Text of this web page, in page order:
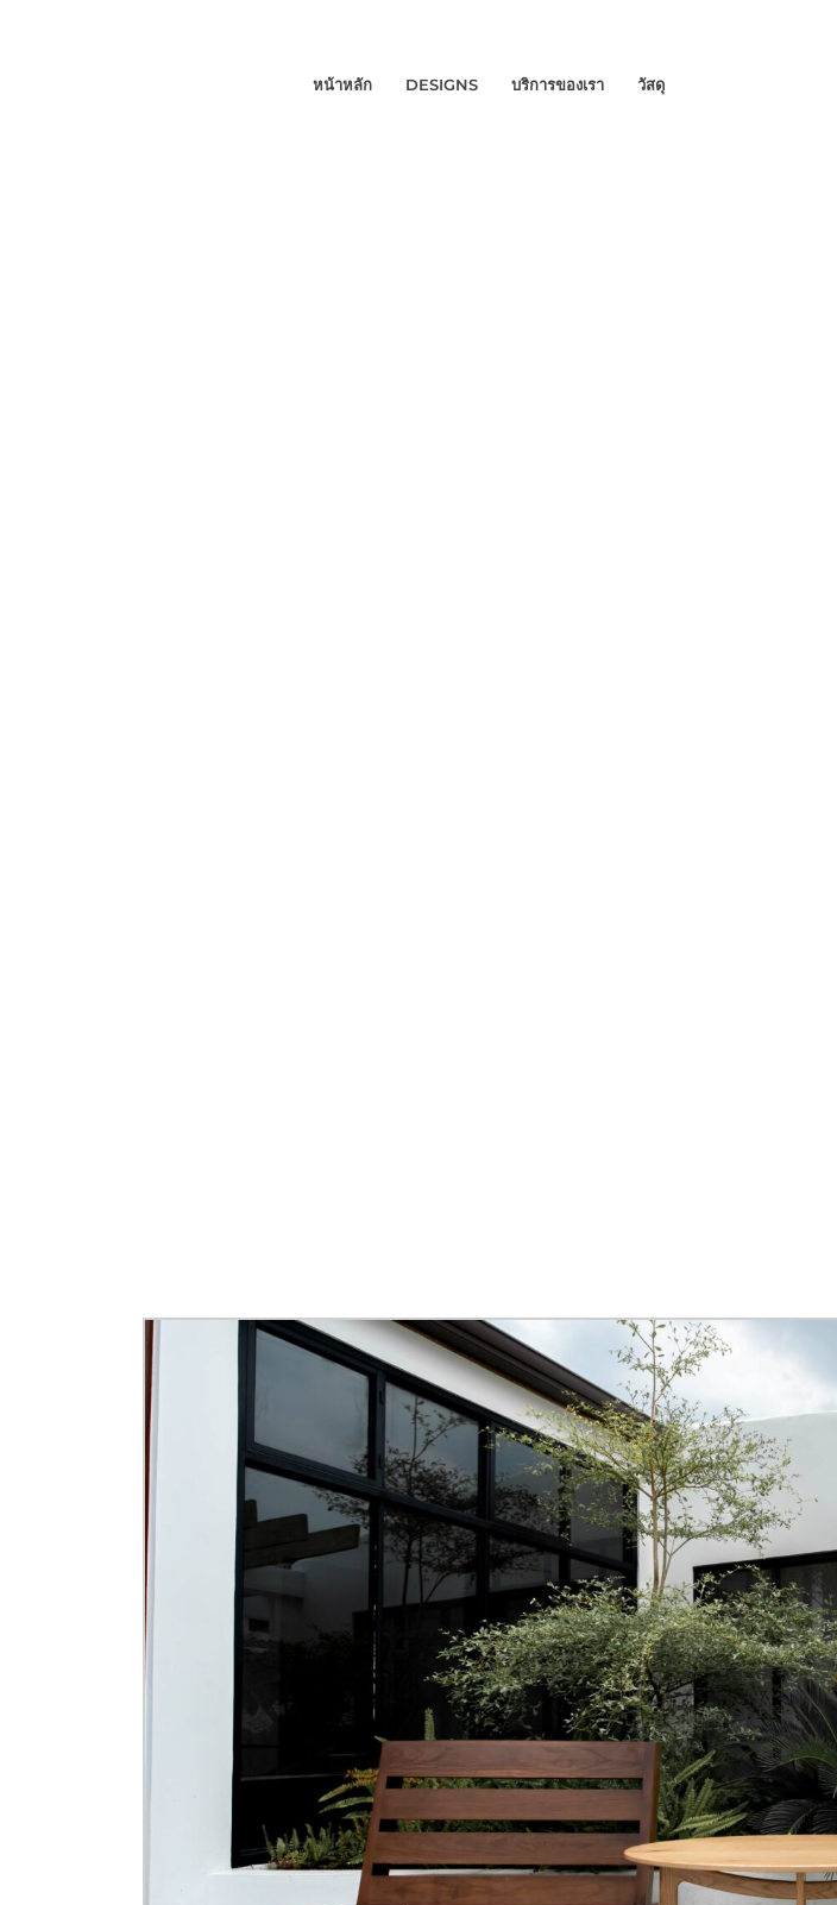
หน้าหลัก DESIGNS บริการของเรา วัสดุ